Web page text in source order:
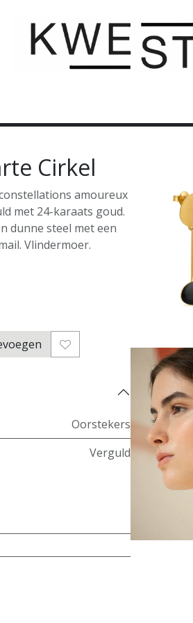
Cirkel
amoureux
met 24-karaats goud.
dunne steel met een
Vlindermoer.
Oorstekers
Verguld